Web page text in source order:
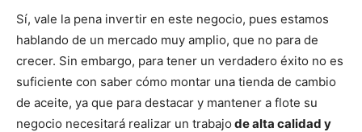
Sí, vale la pena invertir en este negocio, pues estamos
hablando de un mercado muy amplio, que no para de
crecer. Sin embargo, para tener un verdadero éxito no es
suficiente con saber cómo montar una tienda de cambio
de aceite, ya que para destacar y mantener a flote su
negocio necesitará realizar un trabajo de alta calidad y